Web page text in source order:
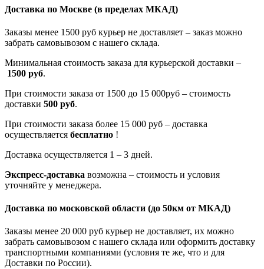
Доставка по Москве (в пределах МКАД)
Заказы менее 1500 руб курьер не доставляет – заказ можно
забрать самовывозом с нашего склада.
Минимальная стоимость заказа для курьерской доставки –
1500 руб.
При стоимости заказа от 1500 до 15 000руб – стоимость
доставки 500 руб.
При стоимости заказа более 15 000 руб – доставка
осуществляется бесплатно !
Доставка осуществляется 1 – 3 дней.
Экспресс-доставка возможна – стоимость и условия
уточняйте у менеджера.
Доставка по московской области (до 50км от МКАД)
Заказы менее 20 000 руб курьер не доставляет, их можно
забрать самовывозом с нашего склада или оформить доставку
транспортными компаниями (условия те же, что и для
Доставки по России).